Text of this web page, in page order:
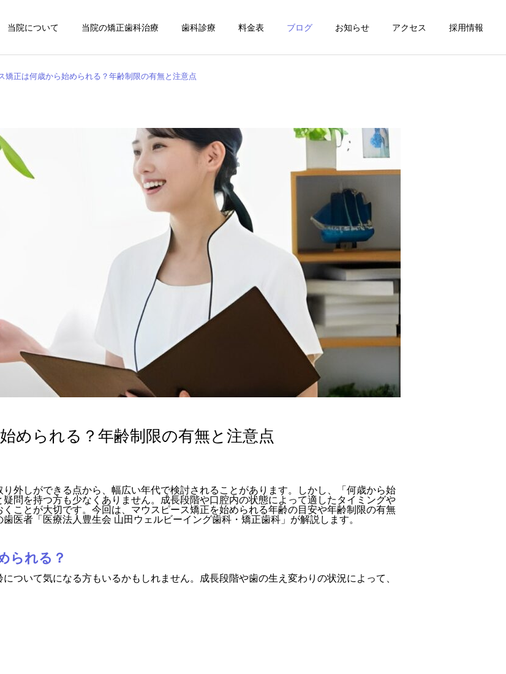
当院について 当院の矯正歯科治療 歯科診療 料金表 ブログ お知らせ アクセス 採用情報
矯正は何歳から始められる？年齢制限の有無と注意点
められる？年齢制限の有無と注意点
外しができる点から、幅広い年代で検討されることがあります。しかし、「何歳から始
問を持つ方も少なくありません。成長段階や口腔内の状態によって適したタイミングや
ことが大切です。今回は、マウスピース矯正を始められる年齢の目安や年齢制限の有無
医者「医療法人豊生会 山田ウェルビーイング歯科・矯正歯科」が解説します。
られる？
ついて気になる方もいるかもしれません。成長段階や歯の生え変わりの状況によって、